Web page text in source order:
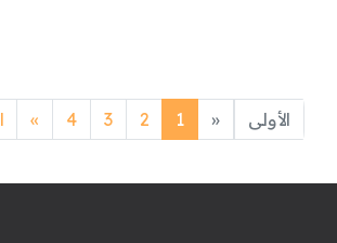
الأولى «
Previous
1
2
3
4
»